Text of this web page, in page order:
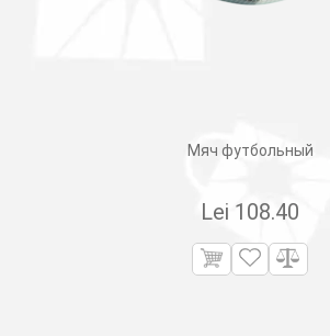
Мяч футбольный
Lei 108.40